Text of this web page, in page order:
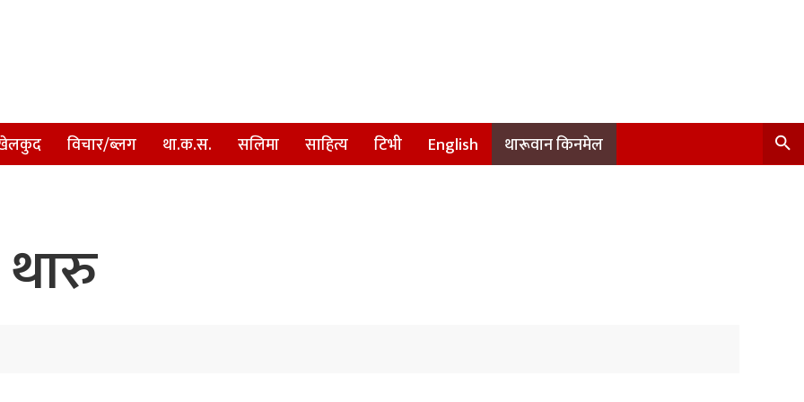
विचार/ब्लग था.क.स. सलिमा साहित्य टिभी English थारूवान किनमेल
थारु